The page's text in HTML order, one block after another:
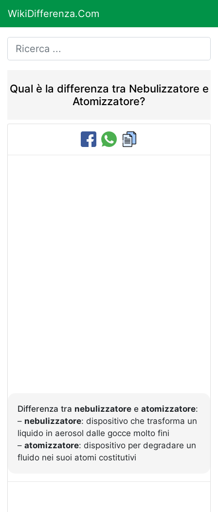
WikiDifferenza.Com
Qual è la differenza tra Nebulizzatore e
Atomizzatore?
Differenza tra nebulizzatore e atomizzatore:
– nebulizzatore: dispositivo che trasforma un
liquido in aerosol dalle gocce molto fini
– atomizzatore: dispositivo per degradare un
fluido nei suoi atomi costitutivi